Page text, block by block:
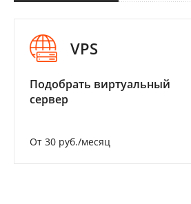
VPS
Подобрать виртуальный
сервер
От 30 руб./месяц